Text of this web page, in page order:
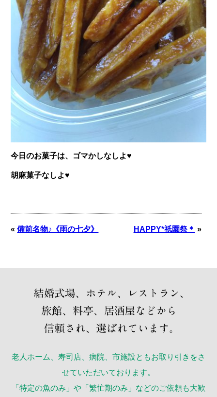
今日のお菓子は、ゴマかしなしよ♥
胡麻菓子なしよ♥
«備前名物♪《雨の七夕》 HAPPY*祇園祭＊ »
老人ホーム、寿司店、病院、市施設ともお取り引きをさ
せていただいております。
「特定の魚のみ」や「繁忙期のみ」などのご依頼も大歓